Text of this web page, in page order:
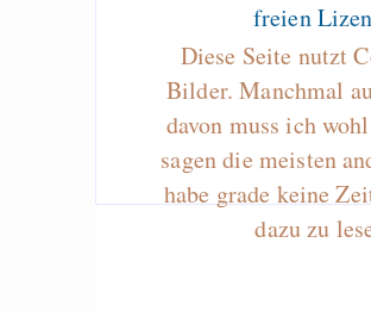
freien
Diese Seite nutzt
Bilder. Manchmal
davon muss ich
sagen die meisten
habe grade keine
dazu zu
EU